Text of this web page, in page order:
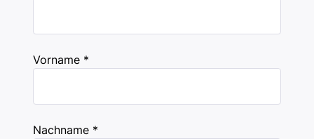
Vorname *
Nachname *